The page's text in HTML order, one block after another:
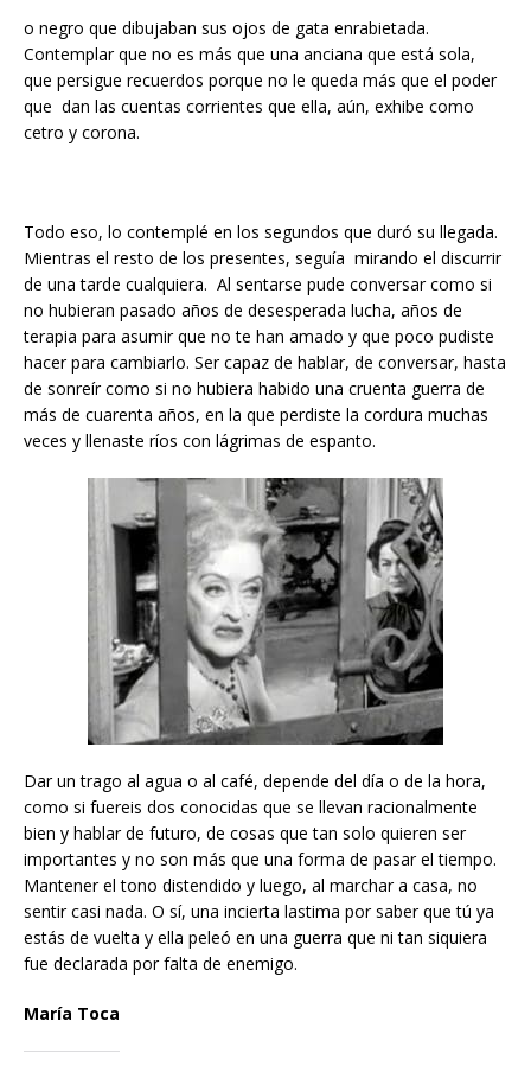
o negro que dibujaban sus ojos de gata enrabietada.
Contemplar que no es más que una anciana que está sola,
que persigue recuerdos porque no le queda más que el poder
que dan las cuentas corrientes que ella, aún, exhibe como
cetro y corona.
Todo eso, lo contemplé en los segundos que duró su llegada.
Mientras el resto de los presentes, seguía mirando el discurrir
de una tarde cualquiera. Al sentarse pude conversar como si
no hubieran pasado años de desesperada lucha, años de
terapia para asumir que no te han amado y que poco pudiste
hacer para cambiarlo. Ser capaz de hablar, de conversar, hasta
de sonreír como si no hubiera habido una cruenta guerra de
más de cuarenta años, en la que perdiste la cordura muchas
veces y llenaste ríos con lágrimas de espanto.
Dar un trago al agua o al café, depende del día o de la hora,
como si fuereis dos conocidas que se llevan racionalmente
bien y hablar de futuro, de cosas que tan solo quieren ser
importantes y no son más que una forma de pasar el tiempo.
Mantener el tono distendido y luego, al marchar a casa, no
sentir casi nada. O sí, una incierta lastima por saber que tú ya
estás de vuelta y ella peleó en una guerra que ni tan siquiera
fue declarada por falta de enemigo.
María Toca